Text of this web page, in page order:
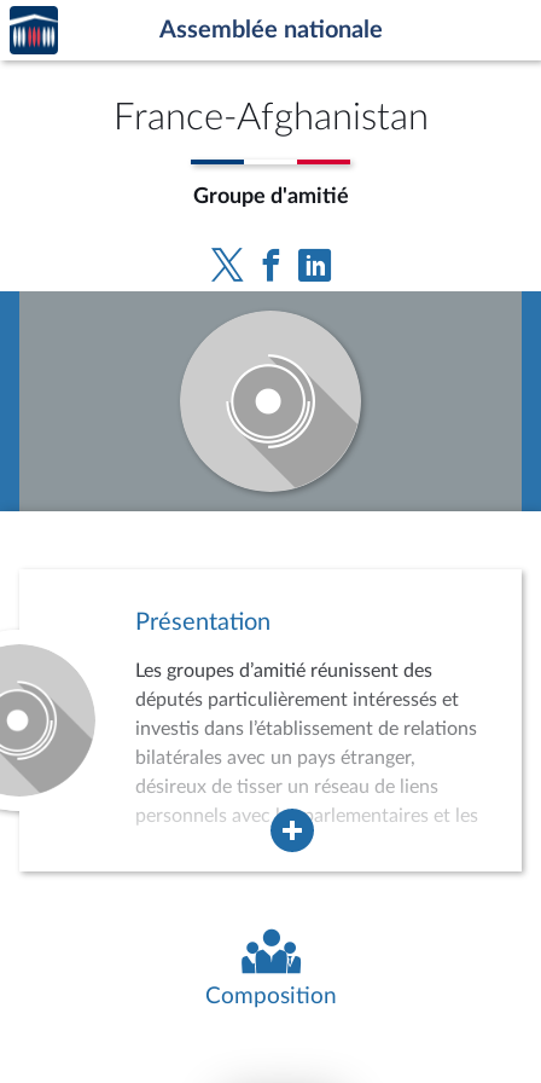
Aller au contenu
Aller en bas de la page
Accèder
à la
page
Assemblée nationale
France-Afghanistan
Groupe d'amitié
Présentation
Les groupes d’amitié réunissent des
députés particulièrement intéressés et
investis dans l’établissement de relations
bilatérales avec un pays étranger,
désireux de tisser un réseau de liens
personnels avec les parlementaires et les
acteurs de la vie politique, économique,
sociale et culturelle du pays concerné.
peuvent conduire des auditions,
participer à divers événements, recevoir
des délégations de parlementaires
Composition